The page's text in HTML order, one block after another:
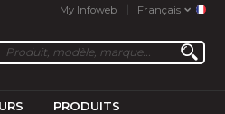
My Infoweb Français
PRODUITS